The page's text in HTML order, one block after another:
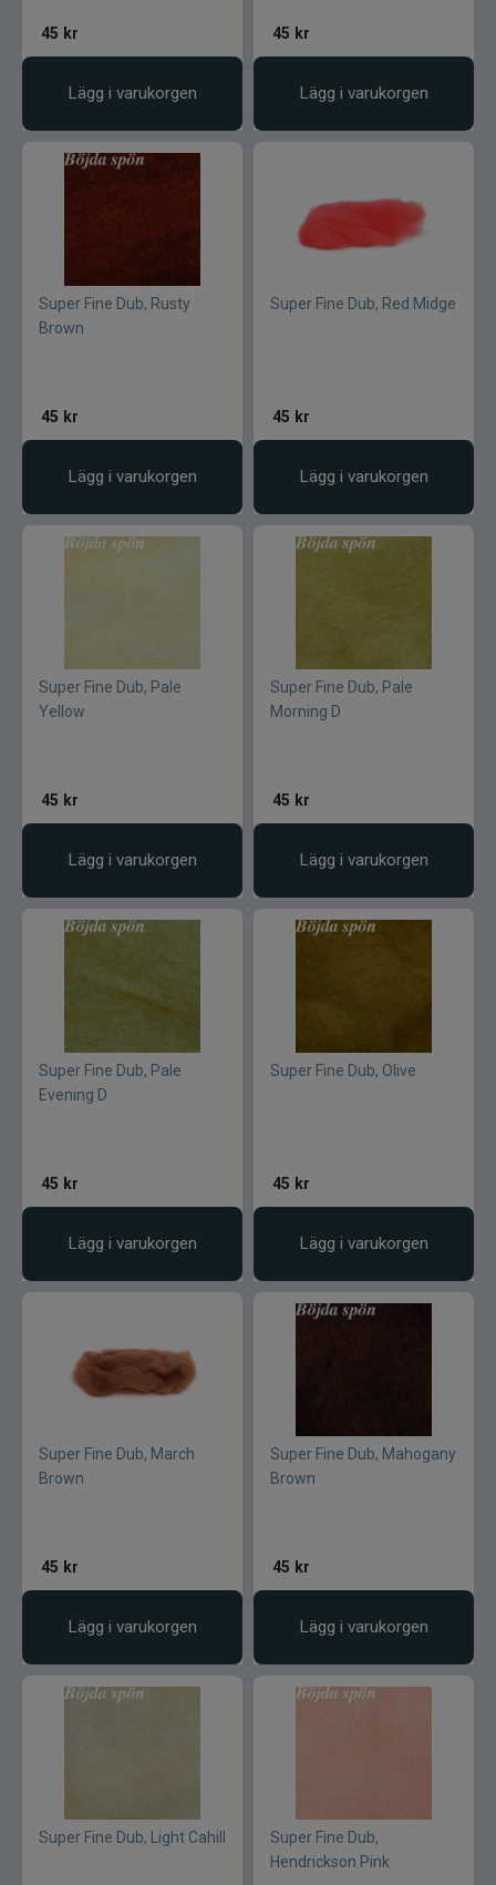
Lamson - Waterworks
Leech
LMP
Fladen
Fox Rage
Futurefly
Gator
D.A.M
Halco
Illex
Ismo
J:son
Kamasan
Kanalgratis
Kero
Loon
45 kr
Lägg i varukorgen
45 kr
Lägg i varukorgen
Super Fine Dub, Rusty
Brown
45 kr
Lägg i varukorgen
Super Fine Dub, Red Midge
45 kr
Lägg i varukorgen
Super Fine Dub, Pale
Yellow
45 kr
Lägg i varukorgen
Super Fine Dub, Pale
Morning D
45 kr
Lägg i varukorgen
Super Fine Dub, Pale
Evening D
45 kr
Lägg i varukorgen
Super Fine Dub, Olive
45 kr
Lägg i varukorgen
Super Fine Dub, March
Brown
45 kr
Lägg i varukorgen
Super Fine Dub, Mahogany
Brown
45 kr
Lägg i varukorgen
Super Fine Dub, Light Cahill
Super Fine Dub,
Hendrickson Pink